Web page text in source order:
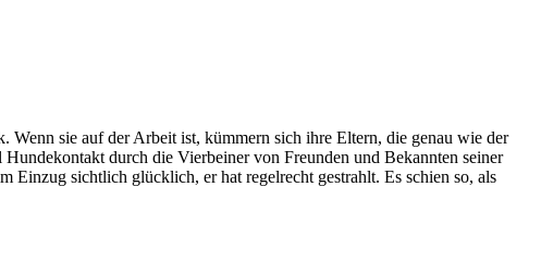
Wenn sie auf der Arbeit ist, kümmern sich ihre Eltern, die genau wie der
durch die Vierbeiner von Freunden und Bekannten seiner
Einzug sichtlich glücklich, er hat regelrecht gestrahlt. Es schien so, als